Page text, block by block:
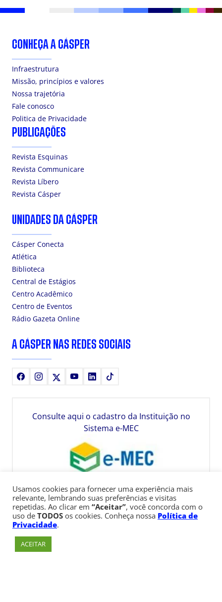
CONHEÇA A CÁSPER
Infraestrutura
Missão, princípios e valores
Nossa trajetória
Fale conosco
Politica de Privacidade
PUBLICAÇÕES
Revista Esquinas
Revista Communicare
Revista Líbero
Revista Cásper
UNIDADES DA CÁSPER
Cásper Conecta
Atlética
Biblioteca
Central de Estágios
Centro Acadêmico
Centro de Eventos
Rádio Gazeta Online
A CÁSPER NAS REDES SOCIAIS
FacebookInstagram YoutubeLinkedIn
Consulte aqui o cadastro da Instituição no
Sistema e-MEC
Usamos cookies para fornecer uma experiência mais
relevante, lembrando suas preferências e visitas
repetidas. Ao clicar em “Aceitar”, você concorda com o
uso de TODOS os cookies. Conheça nossa Política de
Privacidade.
ACEITAR